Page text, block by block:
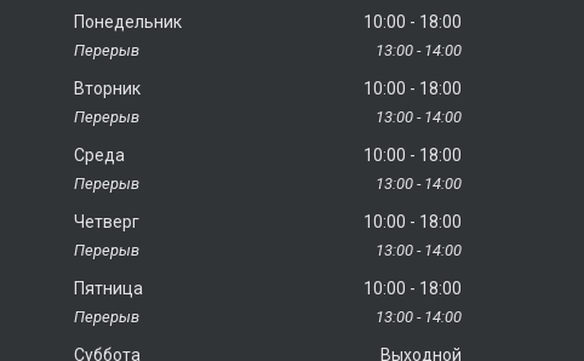
Понедельник 10:00 18:00
13:00 14:00
Вторник 10:00 18:00
13:00 14:00
Среда 10:00 18:00
13:00 14:00
Четверг 10:00 18:00
13:00 14:00
Пятница 10:00 18:00
13:00 14:00
Суббота Выходной